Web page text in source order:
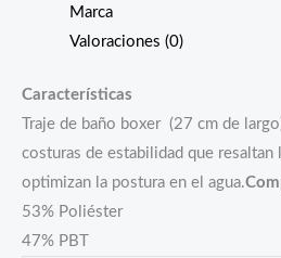
Marca
Valoraciones (0)
Características
Traje de baño boxer (27 cm de
costuras de estabilidad que
optimizan la postura en el agua.
53% Poliéster
​47% PBT